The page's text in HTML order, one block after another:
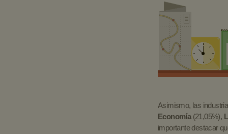
Asimismo, las
Economía(21,05%),
importante destacar